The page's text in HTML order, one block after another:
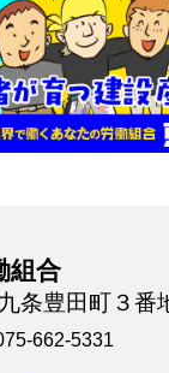
組合
条豊田町３番
662-5331